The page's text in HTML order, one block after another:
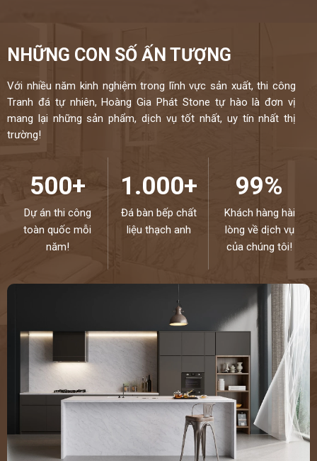
NHỮNG CON SỐ ẤN TƯỢNG
Với nhiều năm kinh nghiệm trong lĩnh vực sản xuất, thi công
Tranh đá tự nhiên, Hoàng Gia Phát Stone tự hào là đơn vị
mang lại những sản phẩm, dịch vụ tốt nhất, uy tín nhất thị
trường!
500+
Dự án thi công
toàn quốc mỗi
năm!
1.000+
Đá bàn bếp chất
liệu thạch anh
99%
Khách hàng hài
lòng về dịch vụ
của chúng tôi!